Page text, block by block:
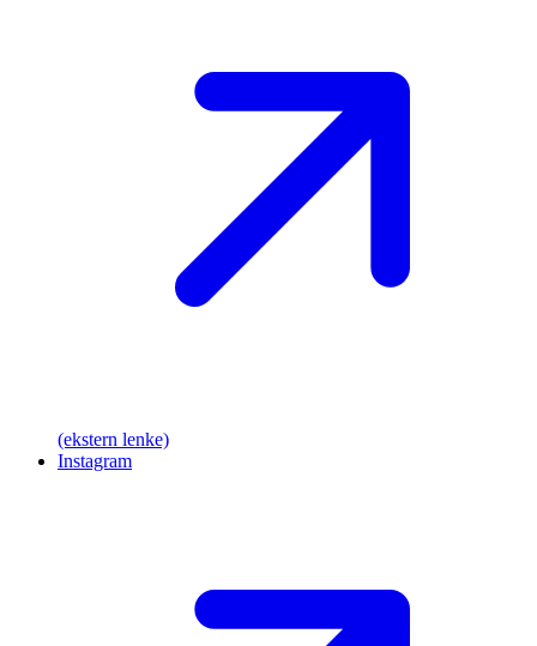
(ekstern lenke)
Instagram